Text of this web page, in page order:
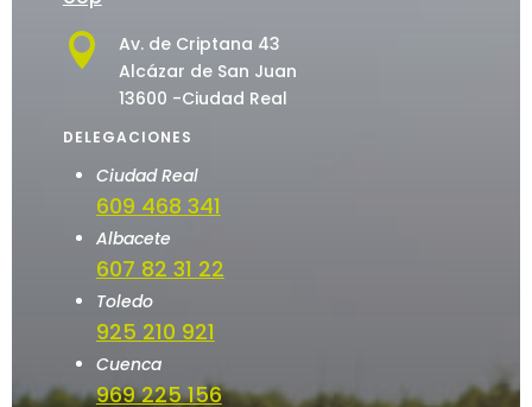

Av. de Criptana 43
Alcázar de San Juan
13600 -Ciudad Real
DELEGACIONES
Ciudad Real
609 468 341
Albacete
607 82 31 22
Toledo
925 210 921
Cuenca
969 225 156